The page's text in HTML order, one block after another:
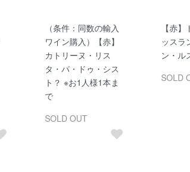
（条件：同数の輸入
ワイン購入）【赤】
カトリーヌ・リス
タ・パ・ドゥ・シス
ト？ ※お1人様1本ま
で
SOLD OUT
【赤
ッスラ
ン・ル
SOLD